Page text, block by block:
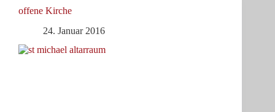
offene Kirche
24. Januar 2016